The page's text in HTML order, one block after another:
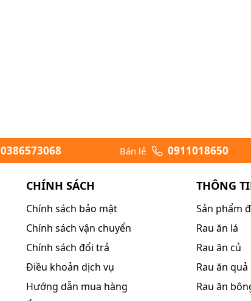
0386573068 Bán lẻ 0911018650
CHÍNH SÁCH
Chính sách bảo mật
Chính sách vận chuyển
Chính sách đổi trả
Điều khoản dịch vụ
Hướng dẫn mua hàng
THÔNG
Sản phẩm
Rau ăn lá
Rau ăn củ
Rau ăn quả
Rau ăn